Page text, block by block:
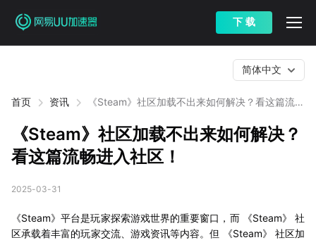
下 载
首页 资讯
《Steam》社区加载不出来如何解决？看这篇流畅
简体中文
《Steam》社区加载不出来如何解决？
看这篇流畅进入社区！
2025-03-31
《Steam》平台是玩家探索游戏世界的重要窗口，而 《Steam》 社
区承载着丰富的玩家交流、游戏资讯等内容。但 《Steam》 社区加